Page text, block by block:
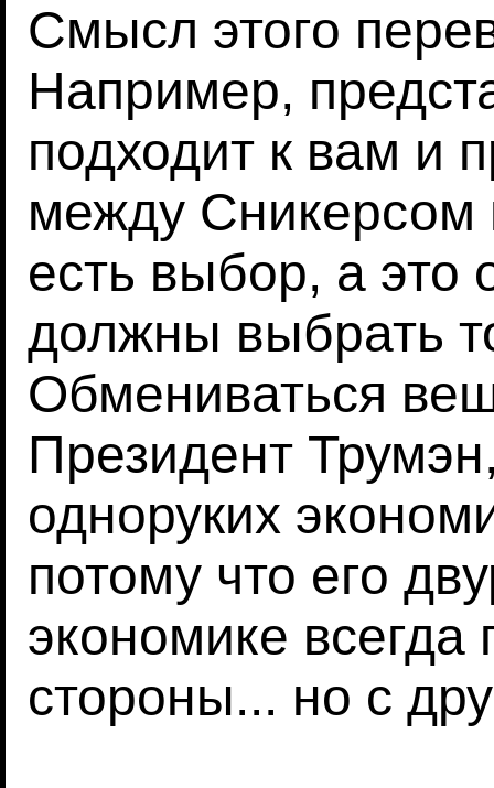
Смысл этого
Например,
подходит к вам и
между Сникерсом
есть выбор, а это
должны выбрать
Обмениваться
Президент
одноруких
потому что его
экономике всегда
стороны... но с